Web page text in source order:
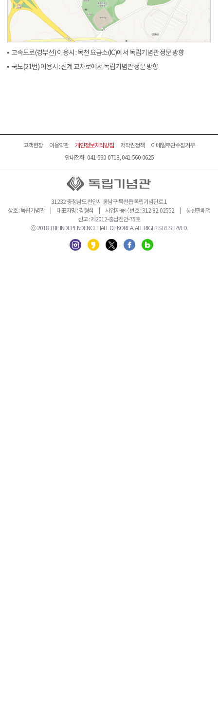
고속도로(경부선) 이용시 : 목천 요금소(IC)에서 독립기념관 정문 방향
국도(21번) 이용시 : 신계 교차로에서 독립기념관 정문 방향
고객헌장 이용약관 개인정보처리방침 저작권정책
이메일무단수집거부
안내전화 041-560-0713, 041-560-0625
31232 충청남도 천안시 동남구 목천읍 독립기념관로 1
상호 : 독립기념관 | 대표자명 : 김형석 | 사업자등록번호 : 312-82-02552 | 통신판매업
신고 : 제2012-충남천안-75호
ⓒ 2018 THE INDEPENDENCE HALL OF KOREA. ALL RIGHTS RESERVED.